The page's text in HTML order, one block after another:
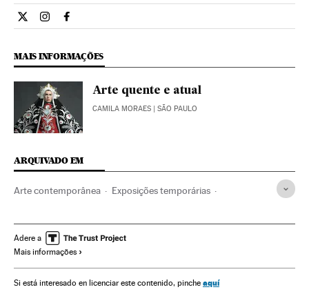
Cultura El País Brasil en Twitter
Cultura El País Brasil en Instagram
Cultura El País Brasil en Facebook
MAIS INFORMAÇÕES
Arte quente e atual
CAMILA MORAES | SÃO PAULO
ARQUIVADO EM
Arte contemporânea Exposições temporárias
Artes plásticas Brasil Exposições
Arte
Adere a
Mais informações
Si está interesado en licenciar este contenido, pinche aquí